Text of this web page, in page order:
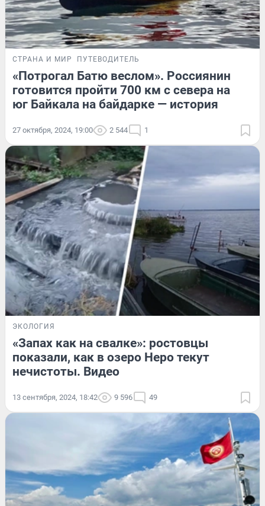
СТРАНА И МИР ПУТЕВОДИТЕЛЬ
«Потрогал Батю веслом». Россиянин
готовится пройти 700 км с севера на
юг Байкала на байдарке — история
27 октября, 2024, 19:00 2 544 1
ЭКОЛОГИЯ
«Запах как на свалке»: ростовцы
показали, как в озеро Неро текут
нечистоты. Видео
13 сентября, 2024, 18:42 9 596 49